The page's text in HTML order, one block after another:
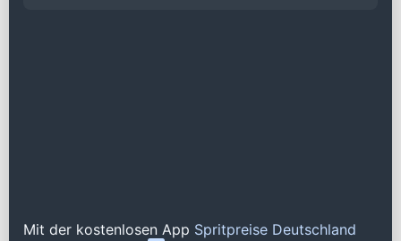
Mit der kostenlosen App Spritpreise Deutschland